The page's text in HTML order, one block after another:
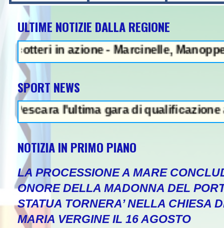
ULTIME NOTIZIE DALLA REGIONE
azione - Marcinelle, Manoppello
SPORT NEWS
l'ultima gara di qualificazione a Euro
NOTIZIA IN PRIMO PIANO
LA PROCESSIONE A MARE
ONORE DELLA MADONNA DEL
STATUA TORNERA’ NELLA CHIESA
MARIA VERGINE IL 16 AGOSTO